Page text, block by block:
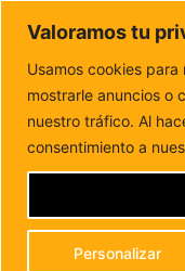
Valoramos tu
Usamos cookies
mostrarle anuncios o
nuestro tráfico. Al
consentimiento a
Personalizar
Tu
Inicio SUCESOS
contenedor
KILOS
UN